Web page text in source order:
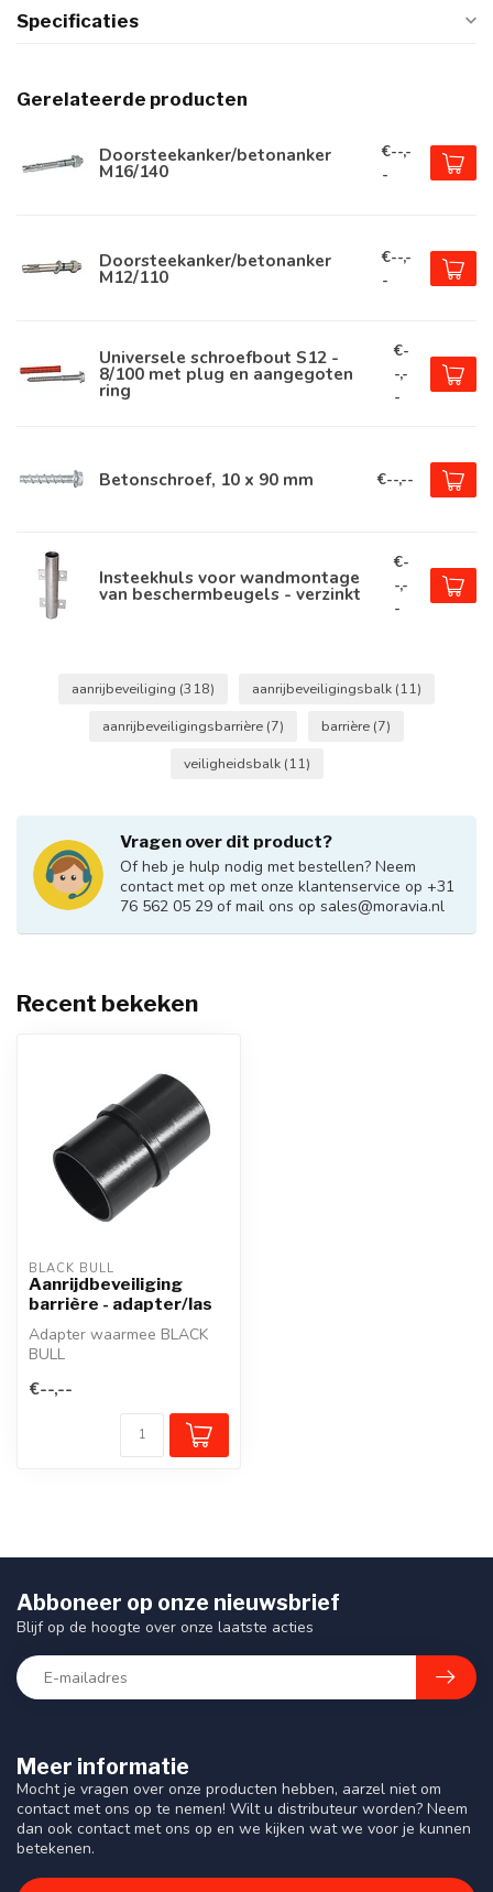
Specificaties
Gerelateerde producten
Doorsteekanker/betonanker
M16/140
€--,-
-
Doorsteekanker/betonanker
M12/110
€--,-
-
Universele schroefbout S12 -
8/100 met plug en aangegoten
ring
€-
-,-
-
Betonschroef, 10 x 90 mm €--,--
Insteekhuls voor wandmontage
van beschermbeugels - verzinkt
€-
-,-
-
aanrijbeveiliging (318) aanrijbeveiligingsbalk (11)
aanrijbeveiligingsbarrière (7) barrière (7)
veiligheidsbalk (11)
Vragen over dit product?
Of heb je hulp nodig met bestellen? Neem
contact met op met onze klantenservice op +31
76 562 05 29 of mail ons op sales@moravia.nl
Recent bekeken
BLACK BULL
Aanrijdbeveiliging
barrière - adapter/las
Adapter waarmee BLACK
BULL
aan elkaar gesloten kunne...
€--,--
Meer informatie
Mocht je vragen over onze producten hebben, aarzel niet om
contact met ons op te nemen! Wilt u distributeur worden? Neem
dan ook contact met ons op en we kijken wat we voor je kunnen
betekenen.
Abboneer op onze nieuwsbrief
Blijf op de hoogte over onze laatste acties